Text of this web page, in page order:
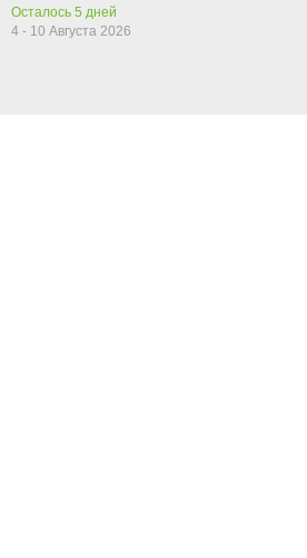
Осталось 5 дней
4 - 10 Августа 2026